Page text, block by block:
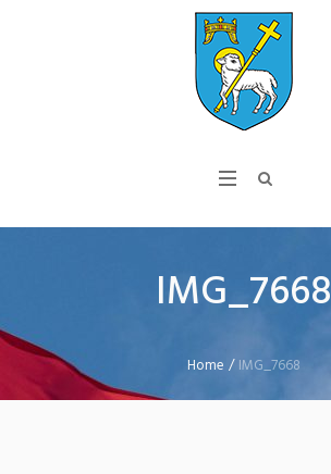
IMG_7668
Home /IMG_7668